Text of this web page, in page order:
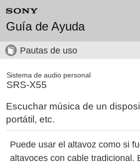
Guía de Ayuda
Pautas de uso
Sistema de audio personal
SRS-X55
Escuchar música de un
portátil, etc.
Puede usar el altavoz como si
altavoces con cable tradicional.